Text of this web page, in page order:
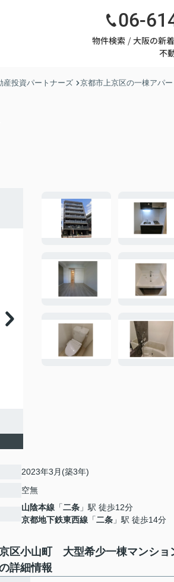
06-
物件検索
大阪の新
不
産投資パートナーズ 京都市上京区の一棟アパ
2023年3月(築3年)
空無
山陰本線 「二条 」駅 徒歩12分
京都地下鉄東西線 「二条 」駅 徒歩14分
区小山町 大型希少一棟マンシ
詳細情報